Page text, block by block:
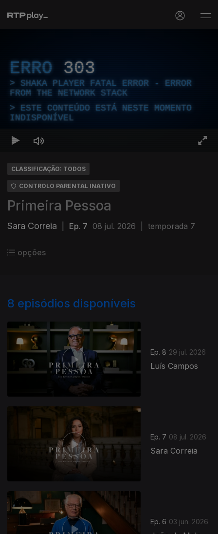
ERRO 303
SHAKA PLAYER FATAL ERROR - ERROR
FROM THE NETWORK STACK
ESTE CONTEÚDO ESTÁ NESTE MOMENTO
INDISPONÍVEL
CLASSIFICAÇÃO: TODOS
CONTROLO PARENTAL INATIVO
Primeira Pessoa
Sara Correia Ep. 7 08 jul. 2026 temporada 7
opções
8 episódios disponíveis
Ep. 8 29 jul. 2026
Luís Campos
Ep. 7 08 jul. 2026
Sara Correia
Ep. 6 03 jun. 2026